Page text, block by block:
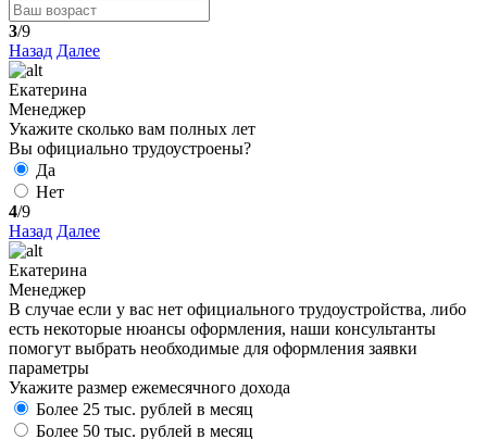
3/9
Назад Далее
Екатерина
Менеджер
Укажите сколько вам полных лет
Вы официально трудоустроены?
Да
Нет
4/9
Назад Далее
Екатерина
Менеджер
В случае если у вас нет официального трудоустройства, либо
есть некоторые нюансы оформления, наши консультанты
помогут выбрать необходимые для оформления заявки
параметры
Укажите размер ежемесячного дохода
Более 25 тыс. рублей в месяц
Более 50 тыс. рублей в месяц